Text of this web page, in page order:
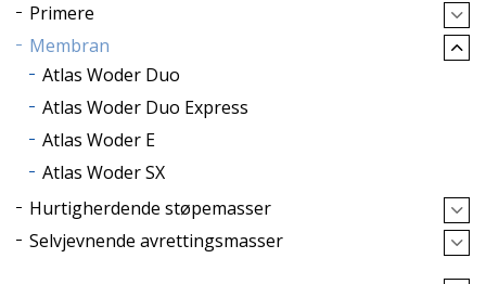
Primere
Membran
Atlas Woder Duo
Atlas Woder Duo Express
Atlas Woder E
Atlas Woder SX
Hurtigherdende støpemasser
Selvjevnende avrettingsmasser